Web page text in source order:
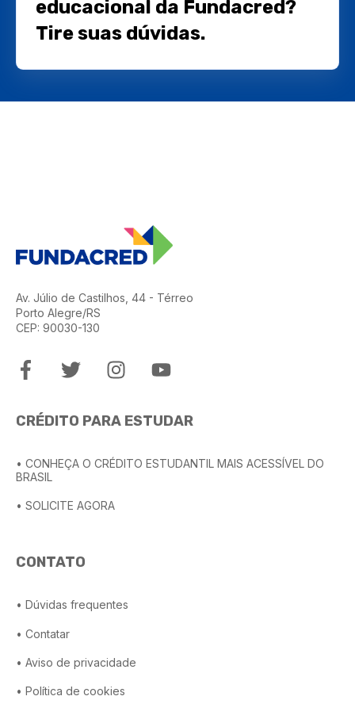
educacional da Fundacred?
Tire suas dúvidas.
Av. Júlio de Castilhos, 44 - Térreo
Porto Alegre/RS
CEP: 90030-130
CRÉDITO PARA ESTUDAR
• CONHEÇA O CRÉDITO ESTUDANTIL MAIS ACESSÍVEL DO
BRASIL
• SOLICITE AGORA
CONTATO
• Dúvidas frequentes
• Contatar
• Aviso de privacidade
• Política de cookies